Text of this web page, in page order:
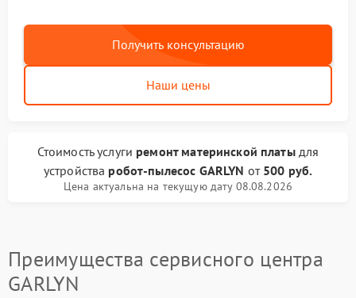
Получить консультацию
Наши цены
Стоимость услуги ремонт материнской платыдля
устройства робот-пылесос GARLYN от 500 руб.
Цена актуальна на текущую дату 08.08.2026
Преимущества сервисного центра
GARLYN